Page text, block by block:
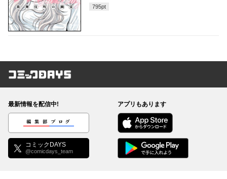
795pt
コミックDAYS
最新情報を配信中!
編集部ブログ
コミックDAYS
@comicdays_team
アプリもあります